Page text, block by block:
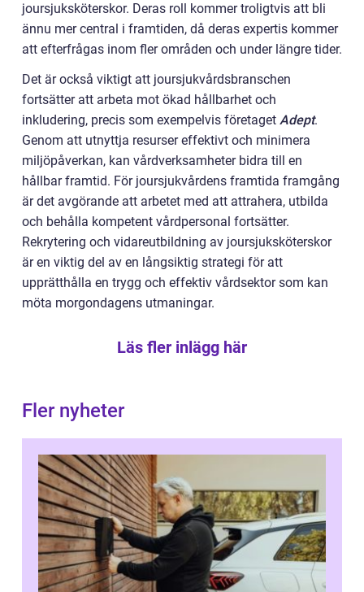
joursjuksköterskor. Deras roll kommer troligtvis att bli
ännu mer central i framtiden, då deras expertis kommer
att efterfrågas inom fler områden och under längre tider.
Det är också viktigt att joursjukvårdsbranschen
fortsätter att arbeta mot ökad hållbarhet och
inkludering, precis som exempelvis företaget Adept.
Genom att utnyttja resurser effektivt och minimera
miljöpåverkan, kan vårdverksamheter bidra till en
hållbar framtid. För joursjukvårdens framtida framgång
är det avgörande att arbetet med att attrahera, utbilda
och behålla kompetent vårdpersonal fortsätter.
Rekrytering och vidareutbildning av joursjuksköterskor
är en viktig del av en långsiktig strategi för att
upprätthålla en trygg och effektiv vårdsektor som kan
möta morgondagens utmaningar.
Läs fler inlägg här
Fler nyheter